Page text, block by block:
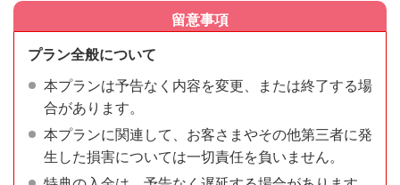
留意事項
プラン全般について
本プランは予告なく内容を変更、または終了する場
合があります。
本プランに関連して、お客さまやその他第三者に発
生した損害については一切責任を負いません。